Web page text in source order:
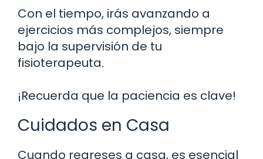
Con el tiempo, irás avanzando a
ejercicios más complejos, siempre
bajo la supervisión de tu
fisioterapeuta.
¡Recuerda que la paciencia es clave!
Cuidados en Casa
Cuando regreses a casa, es esencial